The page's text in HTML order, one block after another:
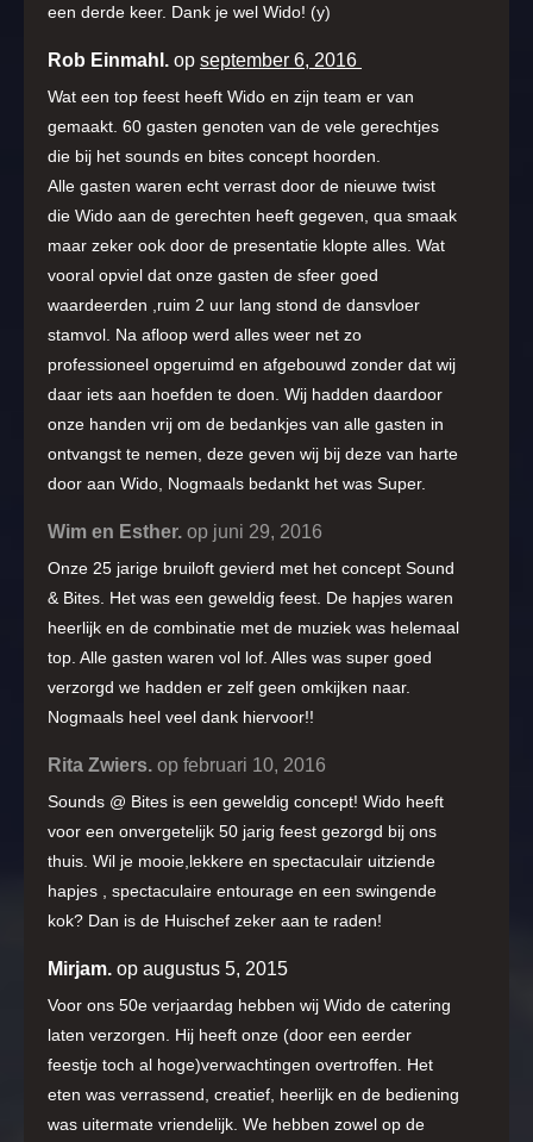
een derde keer. Dank je wel Wido! (y)
Rob Einmahl. op september 6, 2016
Wat een top feest heeft Wido en zijn team er van
gemaakt. 60 gasten genoten van de vele gerechtjes
die bij het sounds en bites concept hoorden.
Alle gasten waren echt verrast door de nieuwe twist
die Wido aan de gerechten heeft gegeven, qua smaak
maar zeker ook door de presentatie klopte alles. Wat
vooral opviel dat onze gasten de sfeer goed
waardeerden ,ruim 2 uur lang stond de dansvloer
stamvol. Na afloop werd alles weer net zo
professioneel opgeruimd en afgebouwd zonder dat wij
daar iets aan hoefden te doen. Wij hadden daardoor
onze handen vrij om de bedankjes van alle gasten in
ontvangst te nemen, deze geven wij bij deze van harte
door aan Wido, Nogmaals bedankt het was Super.
Wim en Esther. op juni 29, 2016
Onze 25 jarige bruiloft gevierd met het concept Sound
& Bites. Het was een geweldig feest. De hapjes waren
heerlijk en de combinatie met de muziek was helemaal
top. Alle gasten waren vol lof. Alles was super goed
verzorgd we hadden er zelf geen omkijken naar.
Nogmaals heel veel dank hiervoor!!
Rita Zwiers. op februari 10, 2016
Sounds @ Bites is een geweldig concept! Wido heeft
voor een onvergetelijk 50 jarig feest gezorgd bij ons
thuis. Wil je mooie,lekkere en spectaculair uitziende
hapjes , spectaculaire entourage en een swingende
kok? Dan is de Huischef zeker aan te raden!
Mirjam. op augustus 5, 2015
Voor ons 50e verjaardag hebben wij Wido de catering
laten verzorgen. Hij heeft onze (door een eerder
feestje toch al hoge)verwachtingen overtroffen. Het
eten was verrassend, creatief, heerlijk en de bediening
was uitermate vriendelijk. We hebben zowel op de